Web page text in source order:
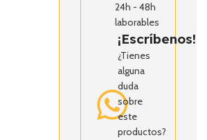
24h - 48h
laborables
¡Escríbenos!
¿Tienes
alguna
duda
sobre
este
productos?